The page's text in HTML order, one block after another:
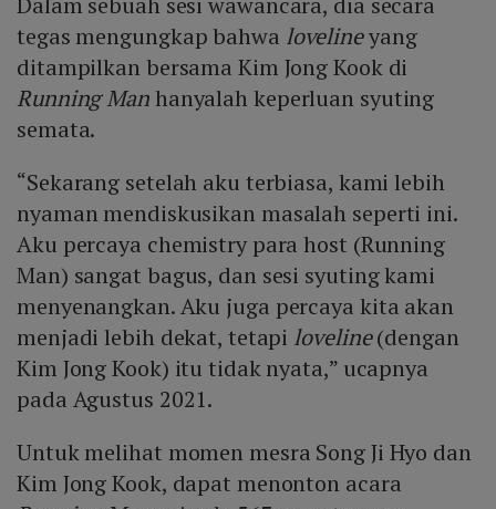
tegas mengungkap bahwa lovelineyang
ditampilkan bersama Kim Jong Kook di
Running Manhanyalah keperluan syuting
semata.
“Sekarang setelah aku terbiasa, kami lebih
nyaman mendiskusikan masalah seperti ini.
Aku percaya chemistry para host (Running
Man) sangat bagus, dan sesi syuting kami
menyenangkan. Aku juga percaya kita akan
menjadi lebih dekat, tetapi loveline(dengan
Kim Jong Kook) itu tidak nyata,” ucapnya
pada Agustus 2021.
Untuk melihat momen mesra Song Ji Hyo dan
Kim Jong Kook, dapat menonton acara